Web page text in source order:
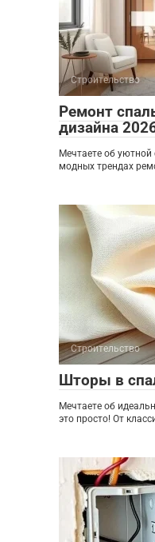
Строительство
Ремонт
дизайна
Мечтаете об
модных трендах
Строительство
Шторы в
Мечтаете об
это просто! От